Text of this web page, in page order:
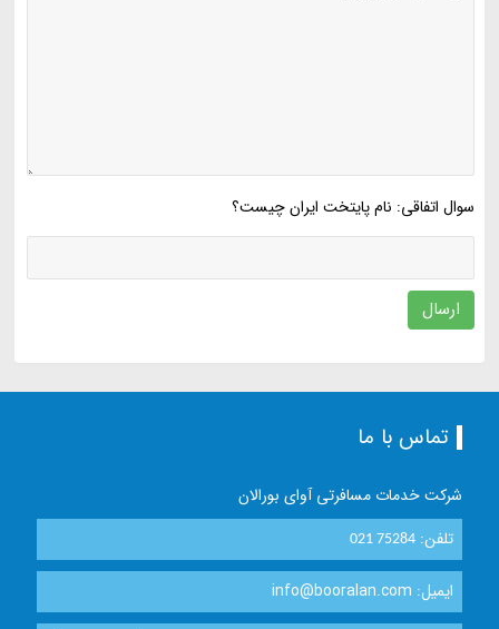
سوال اتفاقی: نام پایتخت ایران چیست؟
ارسال
تماس با ما
شرکت خدمات مسافرتی آوای بورالان
تلفن:021 75284
ایمیل: info@booralan.com